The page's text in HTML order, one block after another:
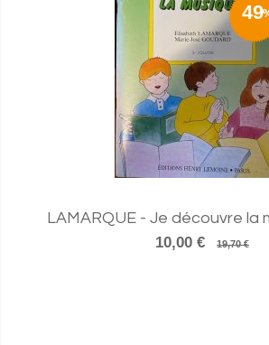
49
LAMARQUE - Je découvre la
10,00 €
19,70 €